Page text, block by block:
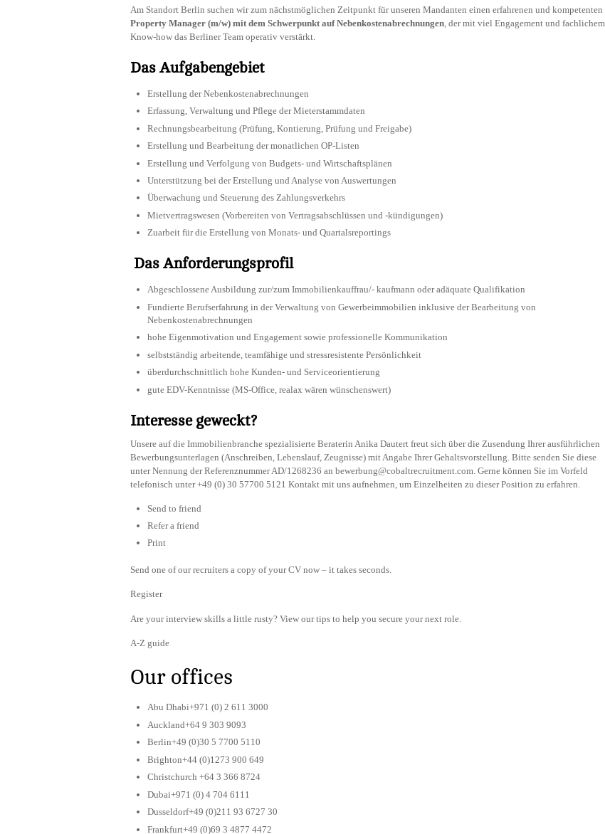
Am Standort Berlin suchen wir zum nächstmöglichen Zeitpunkt für unseren Mandanten einen erfahrenen und kompetenten
Property Manager (m/w) mit dem Schwerpunkt auf Nebenkostenabrechnungen , der mit viel Engagement und fachlichem
Know-how das Berliner Team operativ verstärkt.
Das Aufgabengebiet
Erstellung der Nebenkostenabrechnungen
Erfassung, Verwaltung und Pflege der Mieterstammdaten
Rechnungsbearbeitung (Prüfung, Kontierung, Prüfung und Freigabe)
Erstellung und Bearbeitung der monatlichen OP-Listen
Erstellung und Verfolgung von Budgets- und Wirtschaftsplänen
Unterstützung bei der Erstellung und Analyse von Auswertungen
Überwachung und Steuerung des Zahlungsverkehrs
Mietvertragswesen (Vorbereiten von Vertragsabschlüssen und -kündigungen)
Zuarbeit für die Erstellung von Monats- und Quartalsreportings
Das Anforderungsprofil
Abgeschlossene Ausbildung zur/zum Immobilienkauffrau/- kaufmann oder adäquate Qualifikation
Fundierte Berufserfahrung in der Verwaltung von Gewerbeimmobilien inklusive der Bearbeitung von
Nebenkostenabrechnungen
hohe Eigenmotivation und Engagement sowie professionelle Kommunikation
selbstständig arbeitende, teamfähige und stressresistente Persönlichkeit
überdurchschnittlich hohe Kunden- und Serviceorientierung
gute EDV-Kenntnisse (MS-Office, realax wären wünschenswert)
Interesse geweckt?
Unsere auf die Immobilienbranche spezialisierte Beraterin Anika Dautert freut sich über die Zusendung Ihrer ausführlichen
Bewerbungsunterlagen (Anschreiben, Lebenslauf, Zeugnisse) mit Angabe Ihrer Gehaltsvorstellung. Bitte senden Sie diese
unter Nennung der Referenznummer AD/1268236 an bewerbung@cobaltrecruitment.com. Gerne können Sie im Vorfeld
telefonisch unter +49 (0) 30 57700 5121 Kontakt mit uns aufnehmen, um Einzelheiten zu dieser Position zu erfahren.
Send to friend
Refer a friend
Print
Send one of our recruiters a copy of your CV now – it takes seconds.
Register
Are your interview skills a little rusty? View our tips to help you secure your next role.
A-Z guide
Our offices
Abu Dhabi+971 (0) 2 611 3000
Auckland+64 9 303 9093
Berlin+49 (0)30 5 7700 5110
Brighton+44 (0)1273 900 649
Christchurch +64 3 366 8724
Dubai+971 (0) 4 704 6111
Dusseldorf+49 (0)211 93 6727 30
Frankfurt+49 (0)69 3 4877 4472